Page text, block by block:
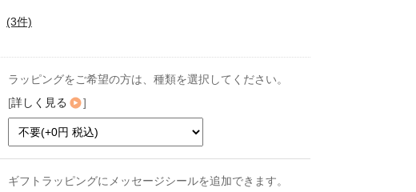
(3件)
ラッピングをご希望の方は、種類を選択してください。
[詳しく見る ]
ギフトラッピングにメッセージシールを追加できます。